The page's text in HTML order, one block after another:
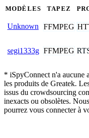
MODÈLES TAPEZ
Unknown FFMPEG
segi1333g FFMPEG
* iSpyConnect n'a aucune
les produits de Greatek.
issus du crowdsourcing
inexacts ou obsolètes.
pourrez vous connecter à